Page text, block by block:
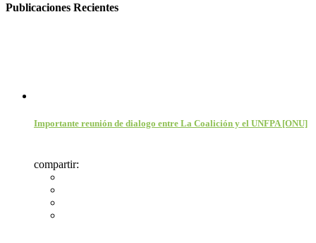
Publicaciones Recientes
Importante reunión de dialogo entre La Coalición y el UNFPA [ONU]
compartir: